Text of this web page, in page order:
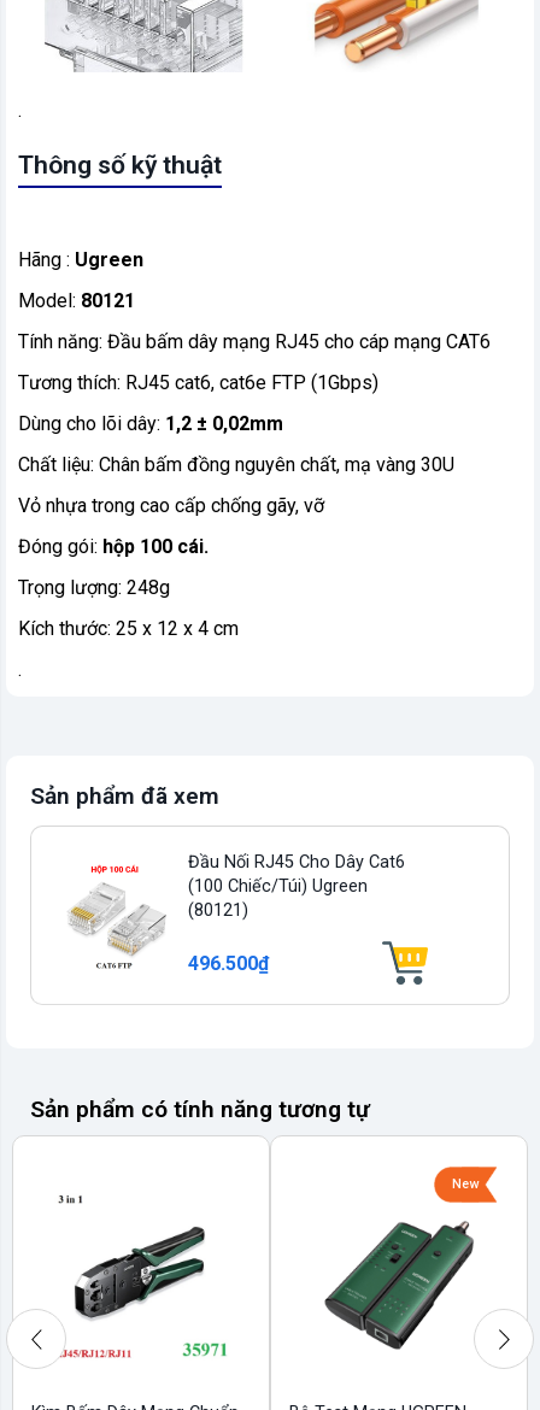
.
Thông số kỹ thuật
Hãng : Ugreen
Model: 80121
Tính năng: Đầu bấm dây mạng RJ45 cho cáp mạng CAT6
Tương thích: RJ45 cat6, cat6e FTP (1Gbps)
Dùng cho lõi dây: 1,2 ± 0,02mm
Chất liệu: Chân bấm đồng nguyên chất, mạ vàng 30U
Vỏ nhựa trong cao cấp chống gãy, vỡ
Đóng gói: hộp 100 cái.
Trọng lượng: 248g
Kích thước: 25 x 12 x 4 cm
.
Sản phẩm đã xem
Đầu Nối RJ45 Cho Dây Cat6
(100 Chiếc/túi) Ugreen
(80121)
496.500₫
Sản phẩm có tính năng tương tự
New